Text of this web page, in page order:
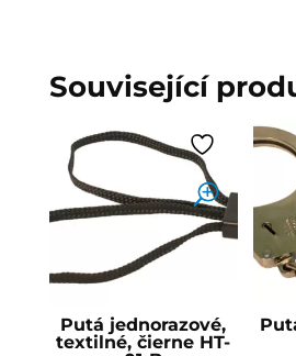
Související
Putá jednorazové,
textilné, čierne HT-